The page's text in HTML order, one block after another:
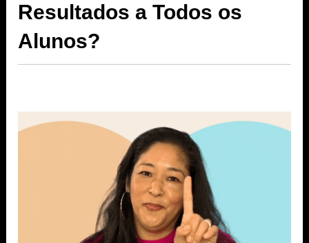
Resultados a Todos os
Alunos?